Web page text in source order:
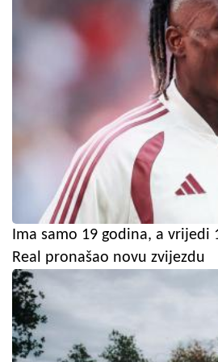
Ima samo 19 godina, a
Real pronašao novu zvijezdu